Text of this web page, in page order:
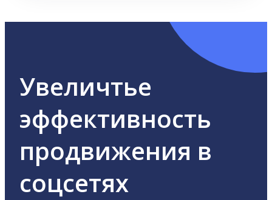
Увеличтье
эффективность
продвижения в
соцсетях